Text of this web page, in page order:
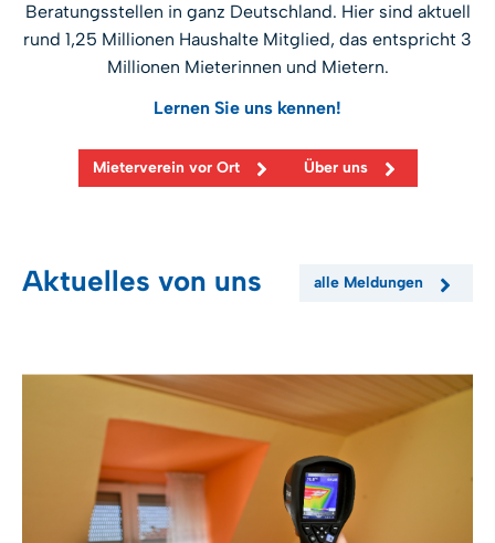
Beratungsstellen in ganz Deutschland. Hier sind aktuell
rund 1,25 Millionen Haushalte Mitglied, das entspricht 3
Millionen Mieterinnen und Mietern.
Lernen Sie uns kennen!
Mieterverein vor Ort Über uns
Aktuelles von uns alle Meldungen